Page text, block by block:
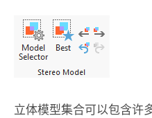
立体模型集合可以包含许